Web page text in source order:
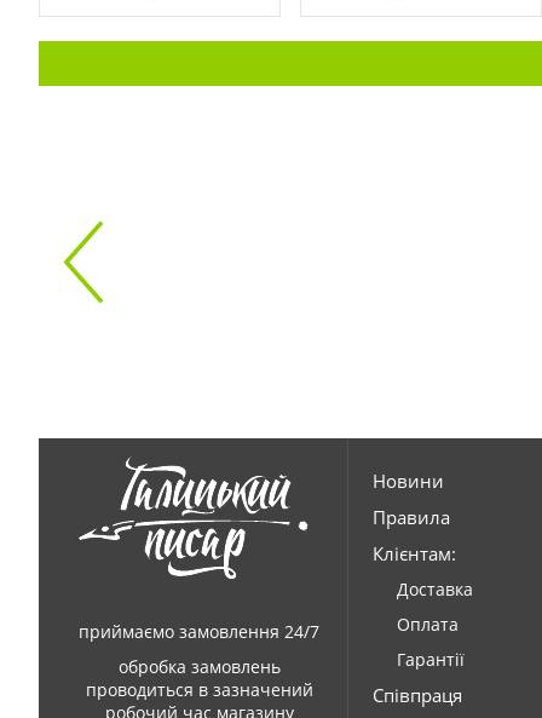
приймаємо замовлення 24/7
обробка замовлень
проводиться в зазначений
робочий час магазину
Новини
Правила
Клієнтам:
Доставка
Оплата
Гарантії
Співпраця